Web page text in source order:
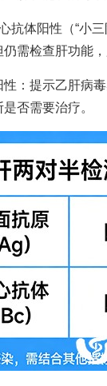
体阳性（“小三
需检查肝功能，
提示乙肝病毒
否需要治疗。